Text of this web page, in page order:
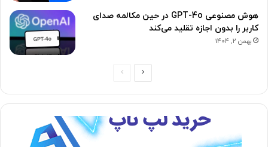
هوش مصنوعی GPT-4o در حین مکالمه صدای
کاربر را بدون اجازه تقلید می‌کند
بهمن 2, 1404
ح
ه
ح
ه